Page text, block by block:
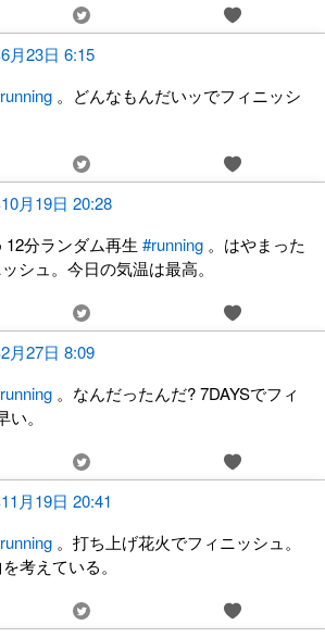
月23日 6:15
。どんなもんだいッでフィニッシ
月19日 20:28
分ランダム再生 #running 。はやまった
シュ。今日の気温は最高。
月27日 8:09
。なんだったんだ? 7DAYSでフィ
。
月19日 20:41
。打ち上げ花火でフィニッシュ。
考えている。